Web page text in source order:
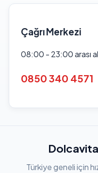
Çağrı Merkezi
08:00 - 23:00 arası
0850 340 4571
Türkiye geneli için